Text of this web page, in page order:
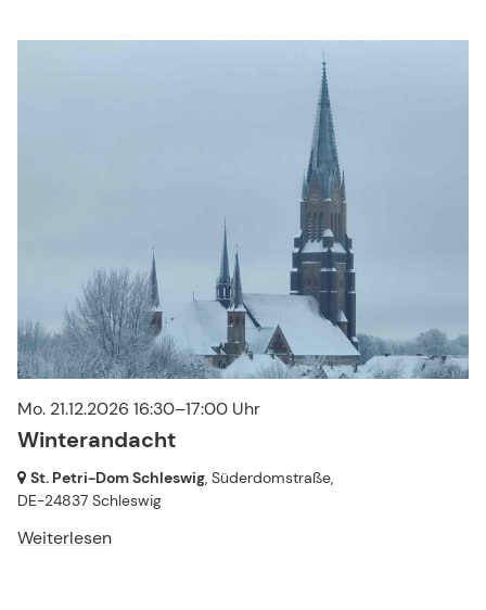
Mo. 21.12.2026 16:30–17:00 Uhr
Winterandacht
St. Petri-Dom Schleswig, Süderdomstraße,
DE-24837 Schleswig
Weiterlesen